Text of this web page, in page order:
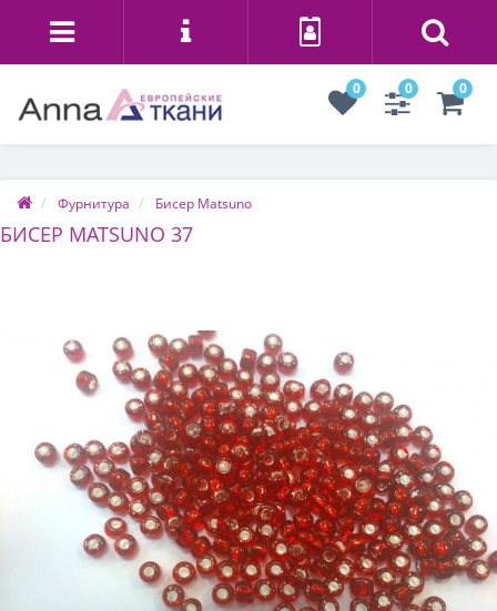
0 0 0
Фурнитура Бисер Matsuno
БИСЕР MATSUNO 37